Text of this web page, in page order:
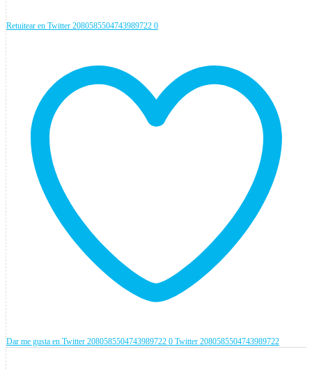
Retuitear en Twitter 2080585504743989722 0
Dar me gusta en Twitter 2080585504743989722 0 Twitter 2080585504743989722